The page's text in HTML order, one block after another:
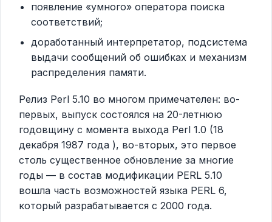
появление «умного» оператора поиска
соответствий;
доработанный интерпретатор, подсистема
выдачи сообщений об ошибках и механизм
распределения памяти.
Релиз Perl 5.10 во многом примечателен: во-
первых, выпуск состоялся на 20-летнюю
годовщину с момента выхода Perl 1.0 (18
декабря 1987 года ), во-вторых, это первое
столь существенное обновление за многие
годы — в состав модификации PERL 5.10
вошла часть возможностей языка PERL 6,
который разрабатывается с 2000 года.